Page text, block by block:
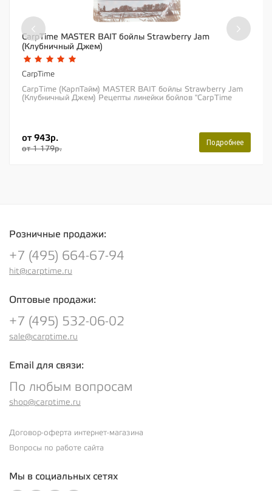
CarpTime MASTER BAIT бойлы Strawberry Jam
(Клубничный Джем)
CarpTime
CarpTime (КарпТайм) MASTER BAIT бойлы Strawberry Jam
(Клубничный Джем) Рецепты линейки бойлов "CarpTime
от 943р.
от 1 179р.
Подробнее
‹ ›
Розничные продажи:
+7 (495) 664-67-94
hit@carptime.ru
Оптовые продажи:
+7 (495) 532-06-02
sale@carptime.ru
Email для связи:
По любым вопросам
shop@carptime.ru
Договор-оферта интернет-магазина
Вопросы по работе сайта
Мы в социальных сетях